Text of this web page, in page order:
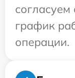
согласуем
график
операции.